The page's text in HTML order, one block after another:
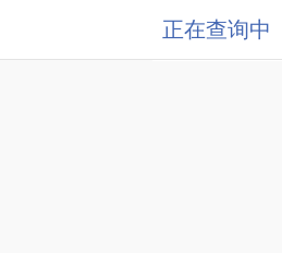
正在查询中